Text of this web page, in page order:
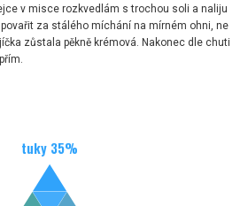
v misce rozkvedlám s trochou soli a naliju
za stálého míchání na mírném ohni, ne
zůstala pěkně krémová. Nakonec dle chuti
tuky 35%